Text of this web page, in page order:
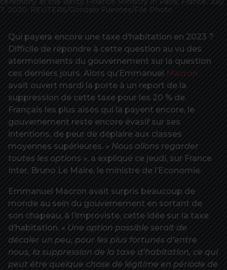
7, 2020. REUTERS/Gonzalo Fuentes/File Photo
Qui payera encore une taxe d’habitation en 2023 ?
Difficile de répondre à cette question au vu des
atermoiements du gouvernement sur la question
ces derniers jours. Alors qu’Emmanuel Macron
avait ouvert mardi la porte à un report de la
suppression de cette taxe pour les 20 % de
Français les plus aisés qui la payent encore, le
gouvernement reste encore évasif sur ses
intentions, de peur de déplaire aux classes
moyennes supérieures. « Nous allons regarder
toutes les options », a expliqué ce jeudi, sur France
Inter, Bruno Le Maire, le ministre de l’Economie.
Emmanuel Macron avait surpris beaucoup de
monde au sein du gouvernement en sortant de
son chapeau, à l’improviste, cette idée sur la taxe
d’habitation. « Une option possible serait de
décaler un peu, pour les plus fortunés d’entre
nous, la suppression de la taxe d’habitation, ce qui
peut être quelque chose de légitime en période de